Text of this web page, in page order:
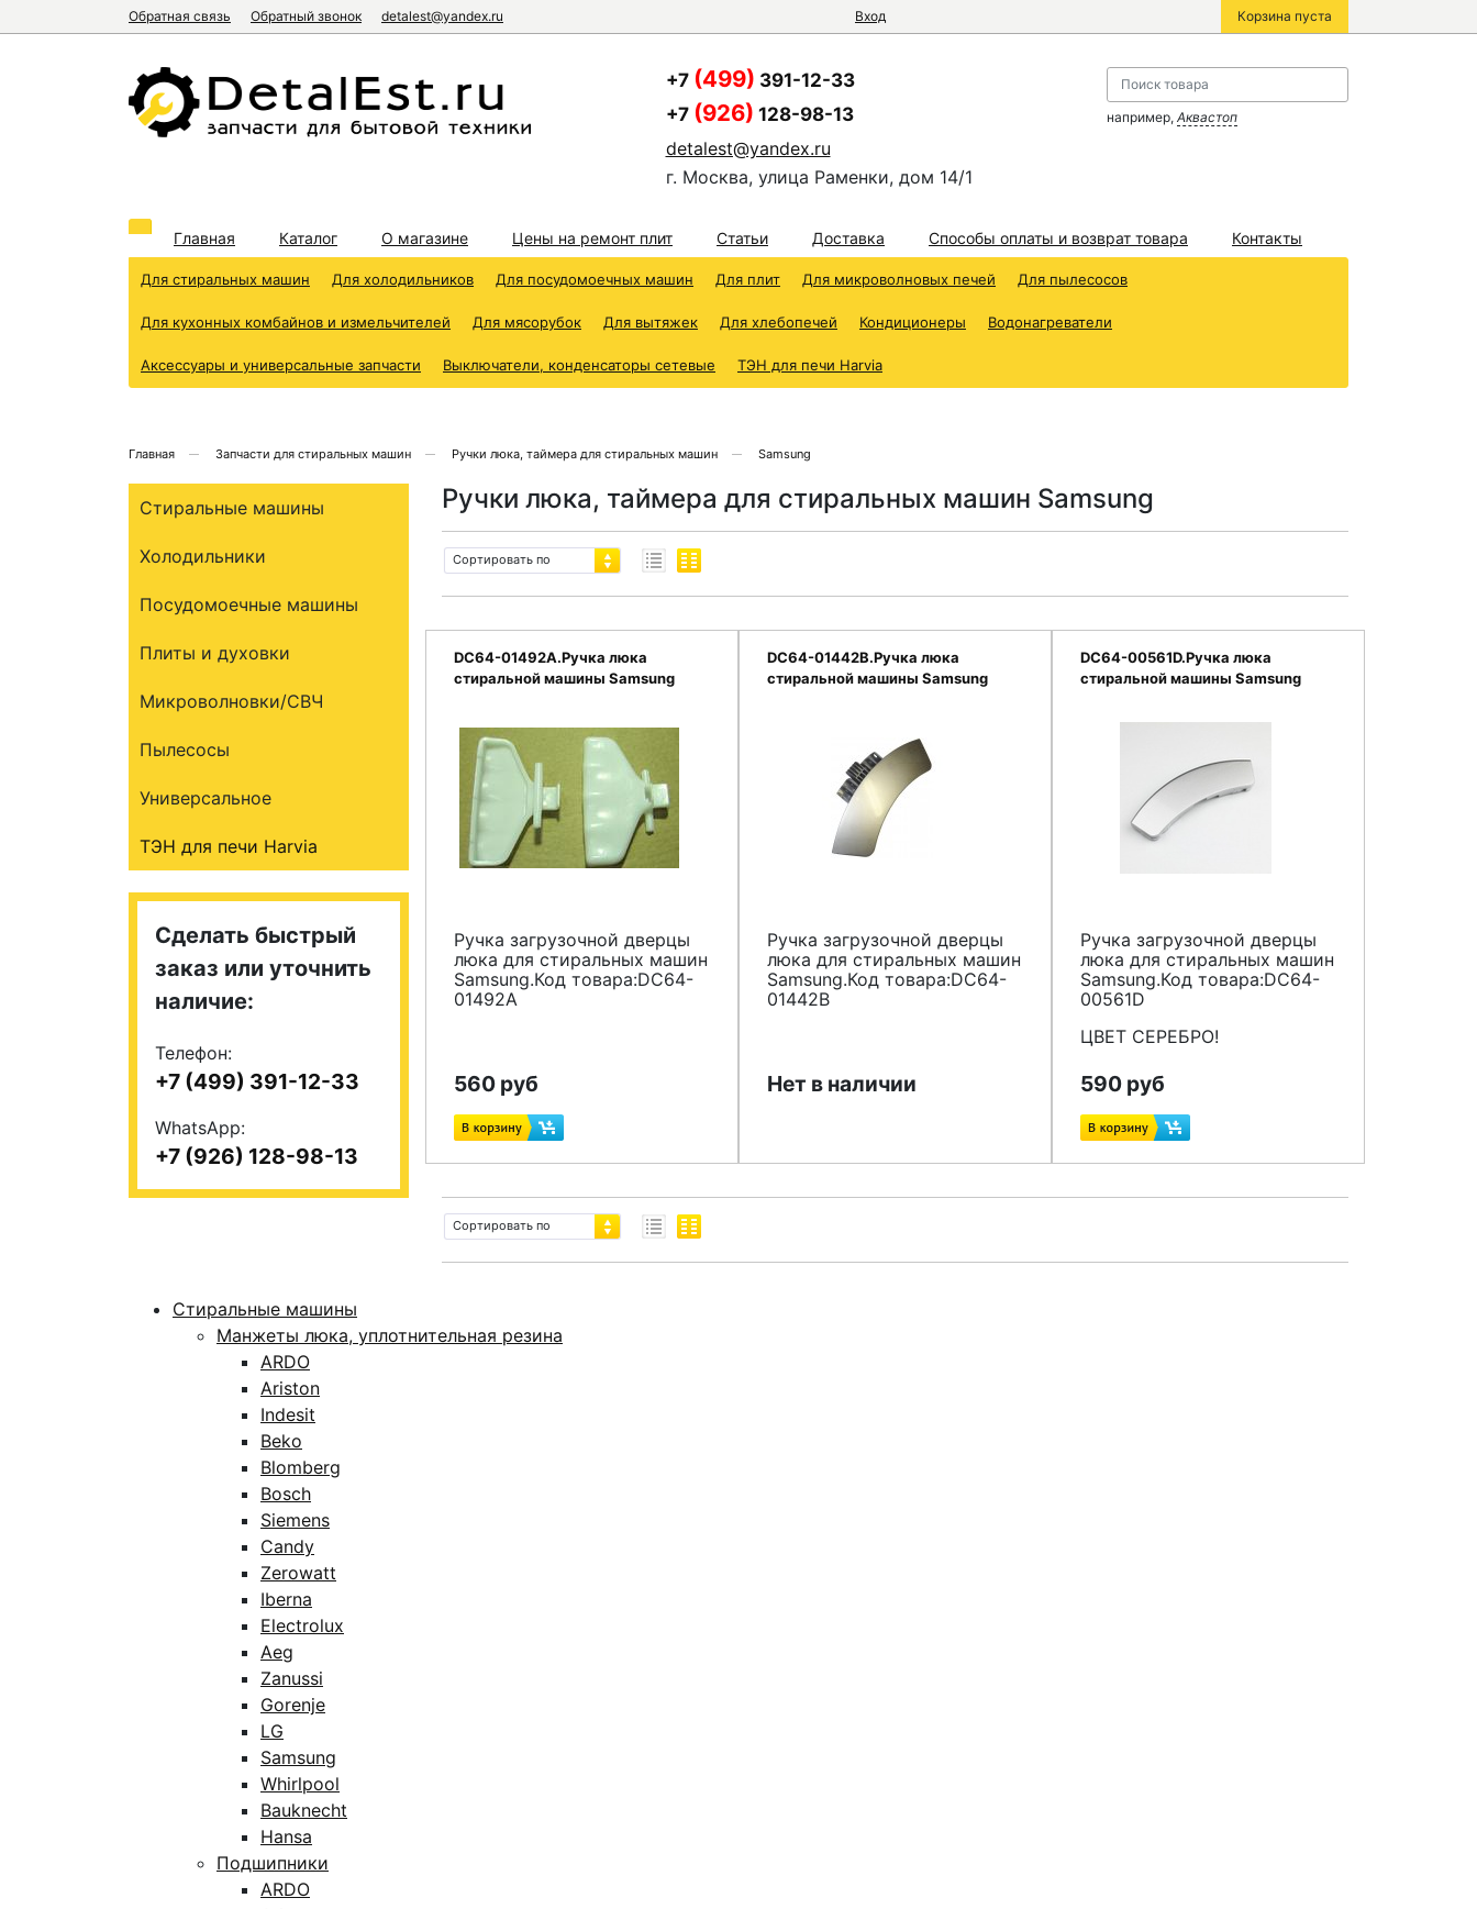
Обратная связь Обратный звонок detalest@yandex.ru Вход Корзина пуста
+7 (499) 391-12-33
+7 (926) 128-98-13
detalest@yandex.ru
г. Москва, улица Раменки, дом 14/1
например, Аквастоп
Главная Каталог О магазине Цены на ремонт плит Статьи Доставка Способы оплаты и возврат товара Контакты
Для стиральных машин Для холодильников Для посудомоечных машин Для плит Для микроволновых печей Для пылесосов
Для кухонных комбайнов и измельчителей Для мясорубок Для вытяжек Для хлебопечей Кондиционеры Водонагреватели
Аксессуары и универсальные запчасти Выключатели, конденсаторы сетевые ТЭН для печи Harvia
Главная Запчасти для стиральных машин Ручки люка, таймера для стиральных машин Samsung
Ручки люка, таймера для стиральных машин Samsung
Сортировать по
DC64-01492A.Ручка люка
стиральной машины Samsung
Ручка загрузочной дверцы
люка для стиральных машин
Samsung.Код товара:DC64-
01492A
560 руб
DC64-01442B.Ручка люка
стиральной машины Samsung
Ручка загрузочной дверцы
люка для стиральных машин
Samsung.Код товара:DC64-
01442B
Нет в наличии
DC64-00561D.Ручка люка
стиральной машины Samsung
Ручка загрузочной дверцы
люка для стиральных машин
Samsung.Код товара:DC64-
00561D
ЦВЕТ СЕРЕБРО!
590 руб
Сортировать по
Стиральные машины
Холодильники
Посудомоечные машины
Плиты и духовки
Микроволновки/СВЧ
Пылесосы
Универсальное
ТЭН для печи Harvia
Сделать быстрый
заказ или уточнить
наличие:
Телефон:
+7 (499) 391-12-33
WhatsApp:
+7 (926) 128-98-13
Стиральные машины
Манжеты люка, уплотнительная резина
ARDO
Ariston
Indesit
Beko
Blomberg
Bosch
Siemens
Candy
Zerowatt
Iberna
Electrolux
Aeg
Zanussi
Gorenje
LG
Samsung
Whirlpool
Bauknecht
Hansa
Подшипники
ARDO